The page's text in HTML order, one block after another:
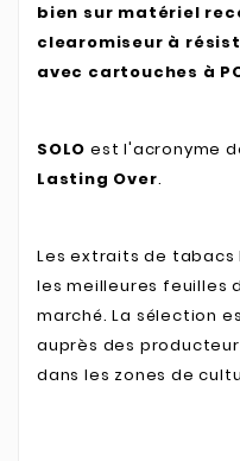
bien sur matériel
clearomiseur à
avec cartouches à
SOLO est l'acronyme
Lasting Over.
Les extraits de
les meilleures feuilles
marché. La sélection
auprès des
dans les zones de